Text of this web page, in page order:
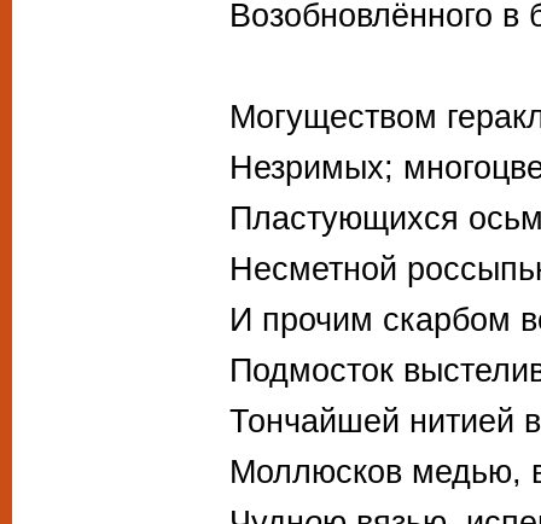
Возобновлённого в
Могуществом
Незримых;
Пластующихся
Несметной
И прочим скарбом
Подмосток
Тончайшей нитией
Моллюсков медью,